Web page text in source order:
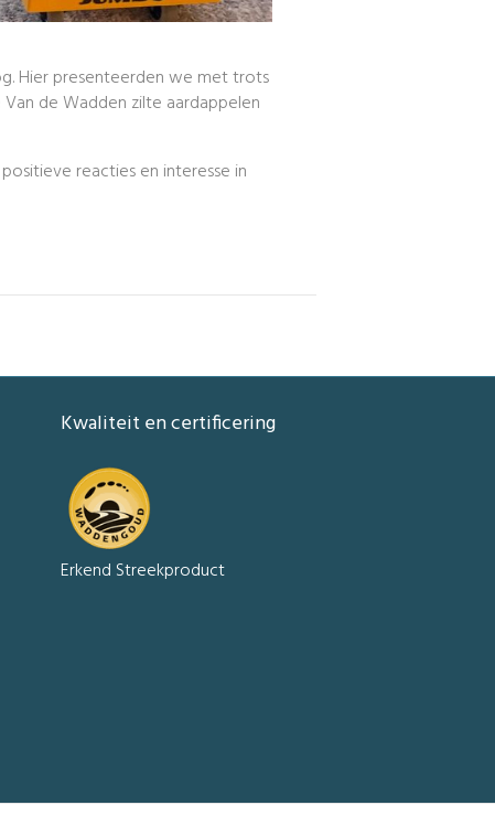
Hier presenteerden we met trots
de Wadden zilte aardappelen
reacties en interesse in
Kwaliteit en certificering
Erkend Streekproduct